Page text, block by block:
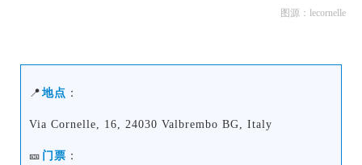
图源：lecornelle
📍 地点 ：
Via Cornelle, 16, 24030 Valbrembo BG, Italy
🎫 门票 ：